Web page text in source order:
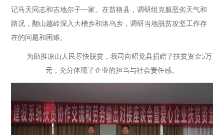
记马天同志和吉地尔子一家。在普格县，调研组克服恶劣天气和
路况，翻山越岭深入大槽乡和洛乌乡，调研当地脱贫攻坚工作存
在的问题和困难。
为助推凉山人民尽快脱贫，我司向昭觉县捐赠了扶贫资金5万
元，充分体现了企业的担当与社会责任感。